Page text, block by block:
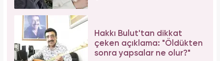
Hakkı Bulut'tan dikkat
çeken açıklama: "Öldükten
sonra yapsalar ne olur?"